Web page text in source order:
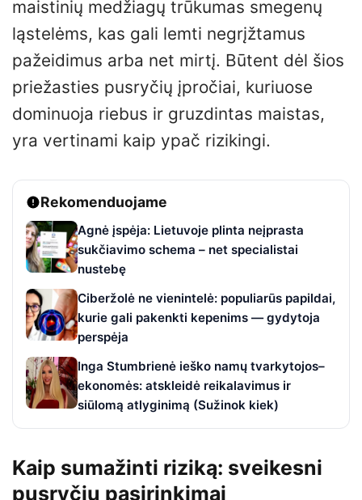
maistinių medžiagų trūkumas smegenų
ląstelėms, kas gali lemti negrįžtamus
pažeidimus arba net mirtį. Būtent dėl šios
priežasties pusryčių įpročiai, kuriuose
dominuoja riebus ir gruzdintas maistas,
yra vertinami kaip ypač rizikingi.
Rekomenduojame
Agnė įspėja: Lietuvoje plinta neįprasta
sukčiavimo schema – net specialistai
nustebę
Ciberžolė ne vienintelė: populiarūs papildai,
kurie gali pakenkti kepenims — gydytoja
perspėja
Inga Stumbrienė ieško namų tvarkytojos–
ekonomės: atskleidė reikalavimus ir
siūlomą atlyginimą (Sužinok kiek)
Kaip sumažinti riziką: sveikesni
pusryčių pasirinkimai